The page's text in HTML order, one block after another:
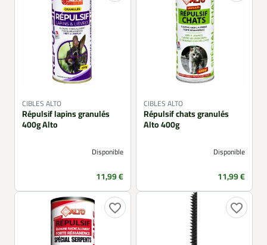
CIBLES ALTO
Répulsif lapins granulés
400g Alto
Disponible
Prix
11,99 €
CIBLES ALTO
Répulsif chats granulés
Alto 400g
Disponible
Prix
11,99 €
favorite_border favorite_border